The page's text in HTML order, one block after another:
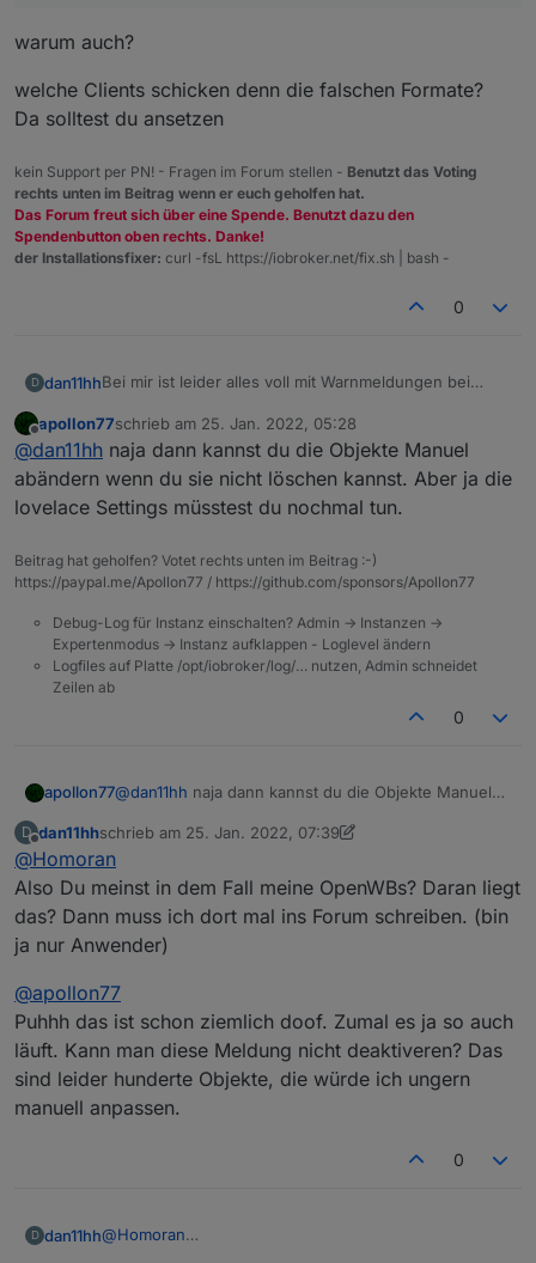
(Sorry für die vllt naive Frage.)
warum auch?
welche Clients schicken denn die falschen Formate?
Da solltest du ansetzen
kein Support per PN! - Fragen im Forum stellen - Benutzt das Voting
rechts unten im Beitrag wenn er euch geholfen hat.
Das Forum freut sich über eine Spende. Benutzt dazu den
Spendenbutton oben rechts. Danke!
der Installationsfixer: curl -fsL https://iobroker.net/fix.sh | bash -
0
D dan11hhBei mir ist leider alles voll mit Warnmeldungen bei
Das System läuft ja auch so rund, aber die Meldungen
im Protokoll nerven mich schon. Wenn ich jetzt alle
Objekte lösche, sind dann auch meine Entitätstypen
Einstellungen von Lovelace weg? Dann würde ich das
System lieber so laufen lassen...!
(Sorry für die vllt naive Frage.)
Offline
apollon77schrieb am 25. Jan. 2022, 05:28
zuletzt editiert von
@dan11hh naja dann kannst du die Objekte Manuel
abändern wenn du sie nicht löschen kannst. Aber ja die
lovelace Settings müsstest du nochmal tun.
Beitrag hat geholfen? Votet rechts unten im Beitrag :-)
https://paypal.me/Apollon77 / https://github.com/sponsors/Apollon77
Debug-Log für Instanz einschalten? Admin -> Instanzen ->
Expertenmodus -> Instanz aufklappen - Loglevel ändern
Logfiles auf Platte /opt/iobroker/log/… nutzen, Admin schneidet
Zeilen ab
0
apollon77@dan11hh naja dann kannst du die Objekte Manuel
die lovelace Settings müsstest du nochmal tun.
D
Offline
dan11hhschrieb am 25. Jan. 2022, 07:39
zuletzt editiert von dan11hh
@Homoran
Also Du meinst in dem Fall meine OpenWBs? Daran liegt
das? Dann muss ich dort mal ins Forum schreiben. (bin
ja nur Anwender)
@apollon77
Puhhh das ist schon ziemlich doof. Zumal es ja so auch
läuft. Kann man diese Meldung nicht deaktiveren? Das
sind leider hunderte Objekte, die würde ich ungern
manuell anpassen.
0
D dan11hh@Homoran